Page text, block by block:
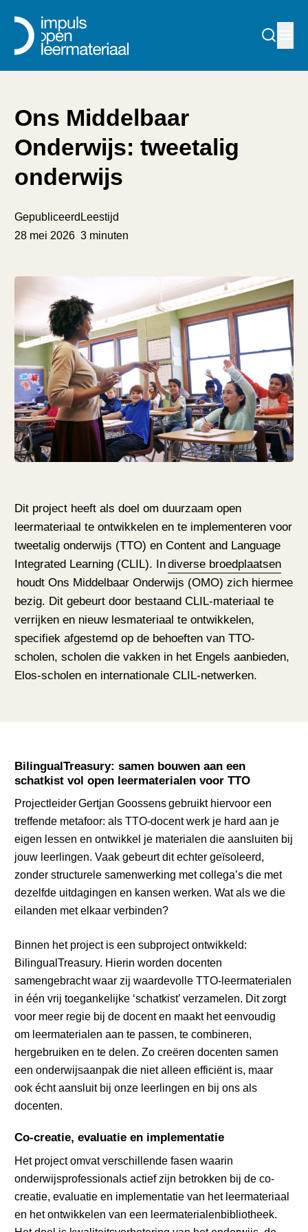
Ons Middelbaar
Onderwijs: tweetalig
onderwijs
Gepubliceerd
28 mei 2026
Leestijd
3 minuten
Dit project heeft als doel om duurzaam open
leermateriaal te ontwikkelen en te implementeren voor
tweetalig onderwijs (TTO) en Content and Language
Integrated Learning (CLIL). Indiverse broedplaatsen
houdt Ons Middelbaar Onderwijs (OMO) zich hiermee
bezig. Dit gebeurt door bestaand CLIL-materiaal te
verrijken en nieuw lesmateriaal te ontwikkelen,
specifiek afgestemd op de behoeften van TTO-
scholen, scholen die vakken in het Engels aanbieden,
Elos-scholen en internationale CLIL-netwerken.
BilingualTreasury: samen bouwen aan een
schatkist vol open leermaterialen voor TTO
Projectleider Gertjan Goossens gebruikt hiervoor een
treffende metafoor: als TTO-docent werk je hard aan je
eigen lessen en ontwikkel je materialen die aansluiten bij
jouw leerlingen. Vaak gebeurt dit echter geïsoleerd,
zonder structurele samenwerking met collega’s die met
dezelfde uitdagingen en kansen werken. Wat als we die
eilanden met elkaar verbinden?
Binnen het project is een subproject ontwikkeld:
BilingualTreasury. Hierin worden docenten
samengebracht waar zij waardevolle TTO-leermaterialen
in één vrij toegankelijke ‘schatkist’ verzamelen. Dit zorgt
voor meer regie bij de docent en maakt het eenvoudig
om leermaterialen aan te passen, te combineren,
hergebruiken en te delen. Zo creëren docenten samen
een onderwijsaanpak die niet alleen efficiënt is, maar
ook écht aansluit bij onze leerlingen en bij ons als
docenten.
Co-creatie, evaluatie en implementatie
Het project omvat verschillende fasen waarin
onderwijsprofessionals actief zijn betrokken bij de co-
creatie, evaluatie en implementatie van het leermateriaal
en het ontwikkelen van een leermaterialenbibliotheek.